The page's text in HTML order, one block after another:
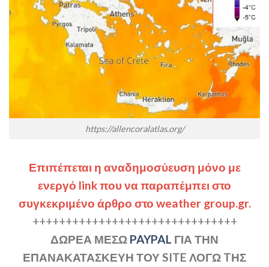
https://allencoralatlas.org/
Επιπέπεται η αναδημοσύευση μόνο με
ενεργό link που να παραπέμπει στο
συγκεκριμένο άρθρο στο weather group.gr.
+++++++++++++++++++++++++++++++
ΔΩΡΕΑ ΜΕΣΩ PAYPAL ΓΙΑ ΤΗΝ
ΕΠΑΝΑΚΑΤΑΣΚΕΥΗ ΤΟΥ SITE ΛΟΓΩ TΗΣ